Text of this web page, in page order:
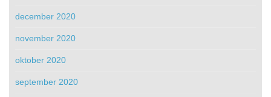
december 2020
november 2020
oktober 2020
september 2020